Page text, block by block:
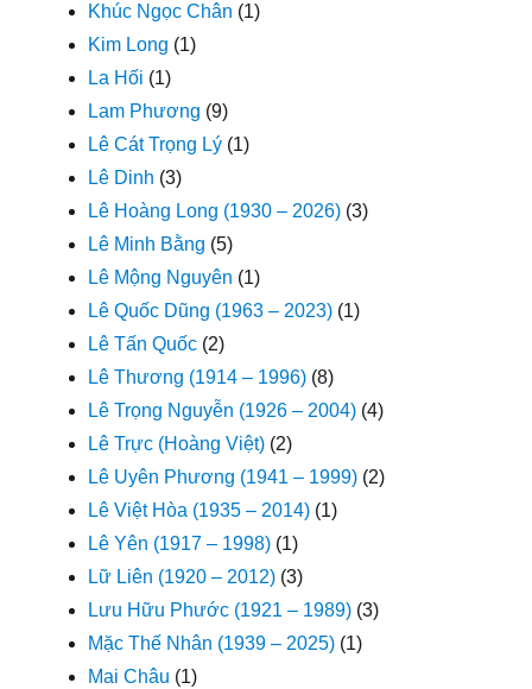
Khúc Ngọc Chân (1)
Kim Long (1)
La Hối (1)
Lam Phương (9)
Lê Cát Trọng Lý (1)
Lê Dinh (3)
Lê Hoàng Long (1930 – 2026) (3)
Lê Minh Bằng (5)
Lê Mộng Nguyên (1)
Lê Quốc Dũng (1963 – 2023) (1)
Lê Tấn Quốc (2)
Lê Thương (1914 – 1996) (8)
Lê Trọng Nguyễn (1926 – 2004) (4)
Lê Trực (Hoàng Việt) (2)
Lê Uyên Phương (1941 – 1999) (2)
Lê Việt Hòa (1935 – 2014) (1)
Lê Yên (1917 – 1998) (1)
Lữ Liên (1920 – 2012) (3)
Lưu Hữu Phước (1921 – 1989) (3)
Mặc Thế Nhân (1939 – 2025) (1)
Mai Châu (1)